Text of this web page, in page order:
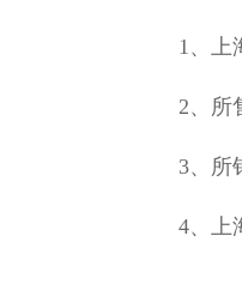
1、上
2、所
3、所
4、上